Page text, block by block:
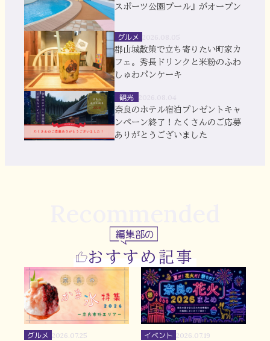
スポーツ公園プール』がオープン
グルメ
郡山城散策で立ち寄りたい町家カ
フェ。秀長ドリンクと米粉のふわ
しゅわパンケーキ
観光
奈良のホテル宿泊プレゼントキャ
ンペーン終了！たくさんのご応募
ありがとうございました
編集部の
おすすめ記事
グルメ 2026.07.25 イベント 2026.07.19